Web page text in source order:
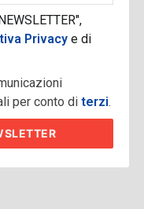
Privacye di
per conto diterzi.